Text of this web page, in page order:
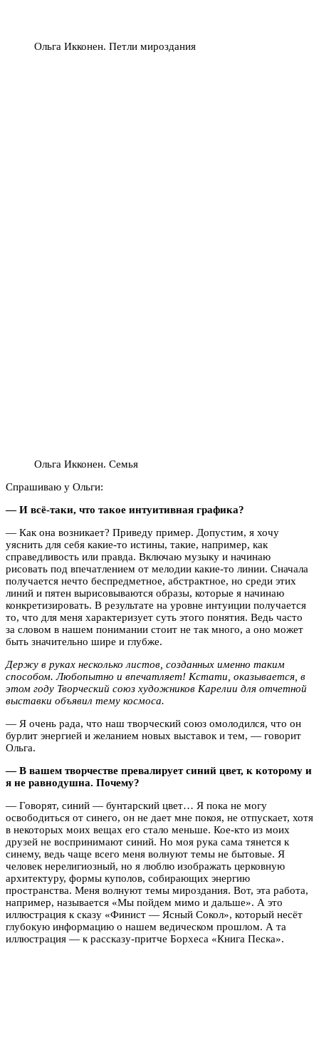
Ольга Икконен. Петли мироздания
Ольга Икконен. Семья
Спрашиваю у Ольги:
— И всё-таки, что такое интуитивная графика?
— Как она возникает? Приведу пример. Допустим, я хочу
уяснить для себя какие-то истины, такие, например, как
справедливость или правда. Включаю музыку и начинаю
рисовать под впечатлением от мелодии какие-то линии. Сначала
получается нечто беспредметное, абстрактное, но среди этих
линий и пятен вырисовываются образы, которые я начинаю
конкретизировать. В результате на уровне интуиции получается
то, что для меня характеризует суть этого понятия. Ведь часто
за словом в нашем понимании стоит не так много, а оно может
быть значительно шире и глубже.
Держу в руках несколько листов, созданных именно таким
способом. Любопытно и впечатляет! Кстати, оказывается, в
этом году Творческий союз художников Карелии для отчетной
выставки объявил тему космоса.
— Я очень рада, что наш творческий союз омолодился, что он
бурлит энергией и желанием новых выставок и тем, — говорит
Ольга.
— В вашем творчестве превалирует синий цвет, к которому и
я не равнодушна. Почему?
— Говорят, синий — бунтарский цвет… Я пока не могу
освободиться от синего, он не дает мне покоя, не отпускает, хотя
в некоторых моих вещах его стало меньше. Кое-кто из моих
друзей не воспринимают синий. Но моя рука сама тянется к
синему, ведь чаще всего меня волнуют темы не бытовые. Я
человек нерелигиозный, но я люблю изображать церковную
архитектуру, формы куполов, собирающих энергию
пространства. Меня волнуют темы мироздания. Вот, эта работа,
например, называется «Мы пойдем мимо и дальше». А это
иллюстрация к сказу «Финист — Ясный Сокол», который несёт
глубокую информацию о нашем ведическом прошлом. А та
иллюстрация — к рассказу-притче Борхеса «Книга Песка».